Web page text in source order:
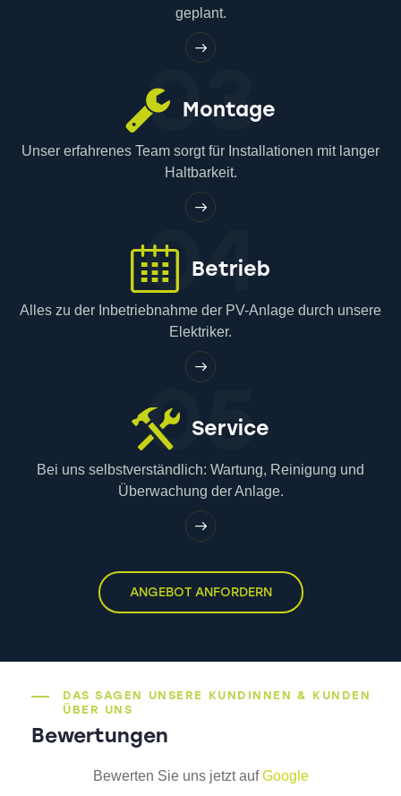
geplant.
03
Montage
Unser erfahrenes Team sorgt für Installationen mit langer
Haltbarkeit.
04
Betrieb
Alles zu der Inbetriebnahme der PV-Anlage durch unsere
Elektriker.
05
Service
Bei uns selbstverständlich: Wartung, Reinigung und
Überwachung der Anlage.
ANGEBOT ANFORDERN
DAS SAGEN UNSERE KUNDINNEN & KUNDEN
ÜBER UNS
Bewertungen
Bewerten Sie uns jetzt aufGoogle